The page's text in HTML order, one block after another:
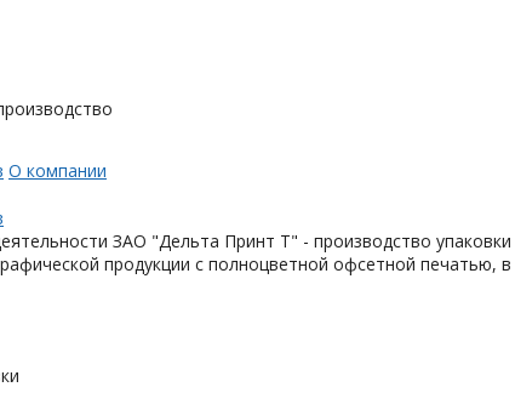
О компании
ЗАО "Дельта Принт Т" - производство упаковки
продукции с полноцветной офсетной печатью,